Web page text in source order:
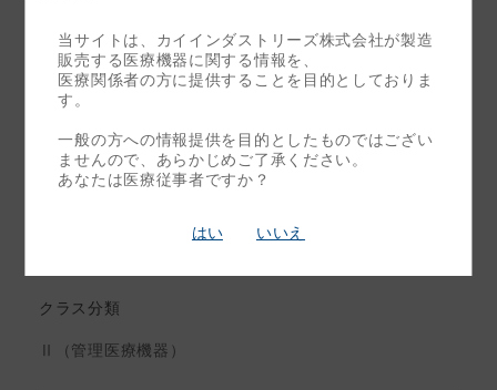
当サイトは、カイインダストリーズ株式会社が製造
販売する医療機器に関する情報を、
医療関係者の方に提供することを目的としておりま
す。
一般の方への情報提供を目的としたものではござい
ませんので、あらかじめご了承ください。
あなたは医療従事者ですか？
はい いいえ
滅菌有効期限
5年
使用方法
クラス分類
Ⅱ（管理医療機器）